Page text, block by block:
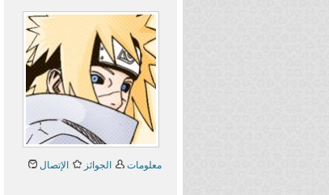
معلومات الجوائز الإتصال